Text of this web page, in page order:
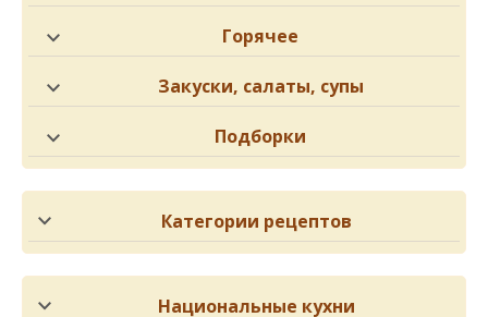
Горячее
Закуски, салаты, супы
Подборки
Категории рецептов
Национальные кухни